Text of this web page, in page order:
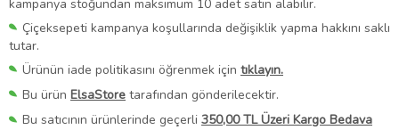
kampanya stoğundan maksimum 10 adet satın alabilir.
Çiçeksepeti kampanya koşullarında değişiklik yapma hakkını saklı
tutar.
Ürünün iade politikasını öğrenmek için tıklayın.
Bu ürün ElsaStore tarafından gönderilecektir.
Bu satıcının ürünlerinde geçerli 350,00 TL Üzeri Kargo Bedava